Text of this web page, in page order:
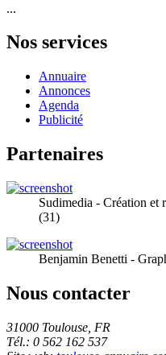
...
Nos services
Annuaire
Annonces
Agenda
Publicité
Partenaires
Sudimedia - Création et
(31)
Benjamin Benetti -
Nous contacter
31000 Toulouse, FR
Tél.: 0 562 162 537